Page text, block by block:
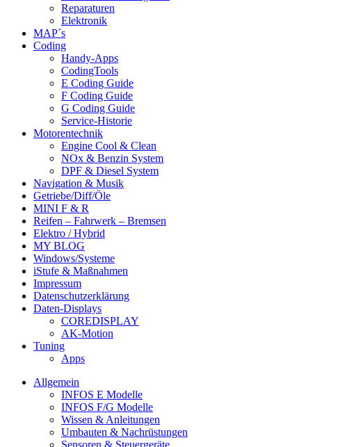
Reparaturen
Elektronik
MAP´s
Coding
Handy-Apps
CodingTools
E Coding Guide
F Coding Guide
G Coding Guide
Service-Historie
Motorentechnik
Engine Cool & Clean
NOx & Benzin System
DPF & Diesel System
Navigation & Musik
Getriebe/Diff/Öle
MINI F & R
Reifen – Fahrwerk – Bremsen
Elektro / Hybrid
MY BLOG
Windows/Systeme
iStufe & Maßnahmen
Impressum
Datenschutzerklärung
Daten-Displays
COREDISPLAY
AK-Motion
Tuning
Apps
Allgemein
INFOS E Modelle
INFOS F/G Modelle
Wissen & Anleitungen
Umbauten & Nachrüstungen
Sensoren & Steuergeräte